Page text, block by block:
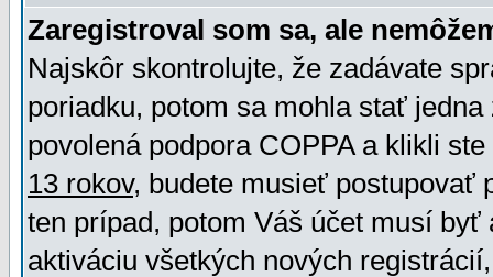
Zaregistroval som sa, ale
Najskôr skontrolujte, že zadávate
poriadku, potom sa mohla stať
povolená podpora COPPA a klikli
13 rokov, budete musieť postupovať
ten prípad, potom Váš účet musí
aktiváciu všetkých nových